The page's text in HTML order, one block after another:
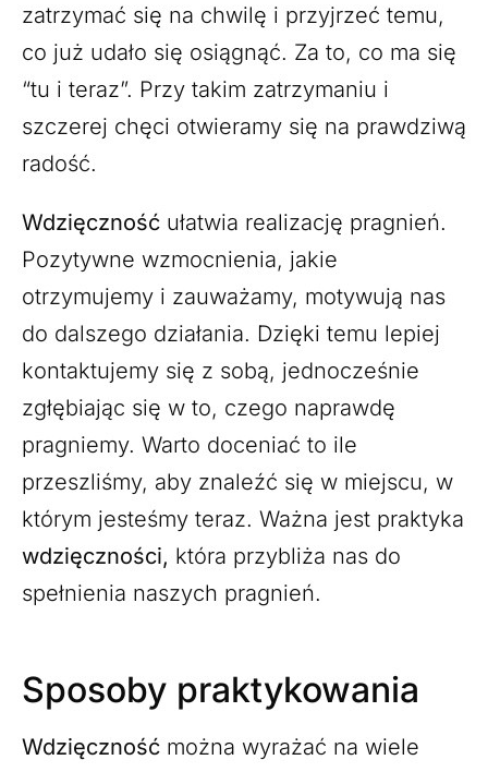
zatrzymać się na chwilę i przyjrzeć temu,
co już udało się osiągnąć. Za to, co ma się
“tu i teraz”. Przy takim zatrzymaniu i
szczerej chęci otwieramy się na prawdziwą
radość.
Wdzięczność ułatwia realizację pragnień.
Pozytywne wzmocnienia, jakie
otrzymujemy i zauważamy, motywują nas
do dalszego działania. Dzięki temu lepiej
kontaktujemy się z sobą, jednocześnie
zgłębiając się w to, czego naprawdę
pragniemy. Warto doceniać to ile
przeszliśmy, aby znaleźć się w miejscu, w
którym jesteśmy teraz. Ważna jest praktyka
wdzięczności, która przybliża nas do
spełnienia naszych pragnień.
Sposoby praktykowania
Wdzięczność można wyrażać na wiele